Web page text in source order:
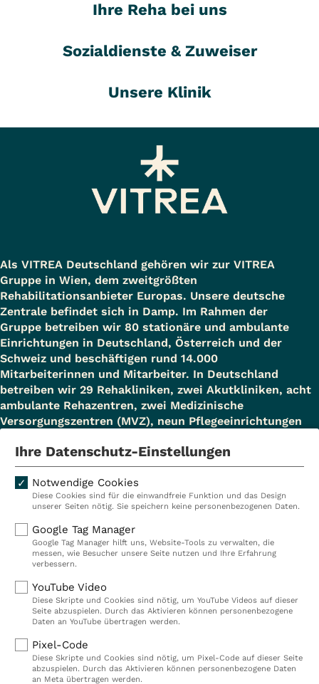
Ihre Reha bei uns
Sozialdienste & Zuweiser
Unsere Klinik
Als VITREA Deutschland gehören wir zur VITREA
Gruppe in Wien, dem zweitgrößten
Rehabilitationsanbieter Europas. Unsere deutsche
Zentrale befindet sich in Damp. Im Rahmen der
Gruppe betreiben wir 80 stationäre und ambulante
Einrichtungen in Deutschland, Österreich und der
Schweiz und beschäftigen rund 14.000
Mitarbeiterinnen und Mitarbeiter. In Deutschland
betreiben wir 29 Rehakliniken, zwei Akutkliniken, acht
ambulante Rehazentren, zwei Medizinische
Versorgungszentren (MVZ), neun Pflegeeinrichtungen
touristischen Standort in Damp. Insgesamt
beschäftigen wir bei VITREA Deutschland über 9.000
Mitarbeiterinnen und Mitarbeiter.
Kliniken
Ambulant
Prävention
VITREA Deutschland
VITREA
IMPRESSUM
DATENSCHUTZ
Ihre Datenschutz-Einstellungen
Notwendige Cookies
Diese Cookies sind für die einwandfreie Funktion und das Design
unserer Seiten nötig. Sie speichern keine personenbezogenen Daten.
Google Tag Manager
Google Tag Manager hilft uns, Website-Tools zu verwalten, die
messen, wie Besucher unsere Seite nutzen und Ihre Erfahrung
verbessern.
YouTube Video
Diese Skripte und Cookies sind nötig, um YouTube Videos auf dieser
Seite abzuspielen. Durch das Aktivieren können personenbezogene
Daten an YouTube übertragen werden.
Pixel-Code
Diese Skripte und Cookies sind nötig, um Pixel-Code auf dieser Seite
abzuspielen. Durch das Aktivieren können personenbezogene Daten
an Meta übertragen werden.